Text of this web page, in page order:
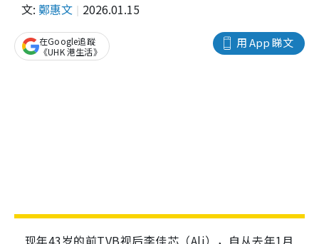
文: 鄭惠文 2026.01.15
用 App 睇文
在Google追蹤
《UHK 港生活》